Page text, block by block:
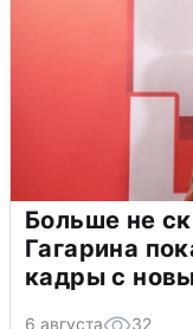
Больше не
Гагарина
кадры с
6 августа 32